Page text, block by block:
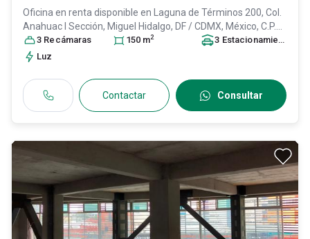
Oficina en renta disponible en
Laguna de Términos 200, Col.
Anahuac I Sección, Miguel Hidalgo, DF / CDMX, México, C.P.
11320, ID:31443446
3 Recámaras 150 m2 3 Estacionamiento
Luz
Contactar Consultar